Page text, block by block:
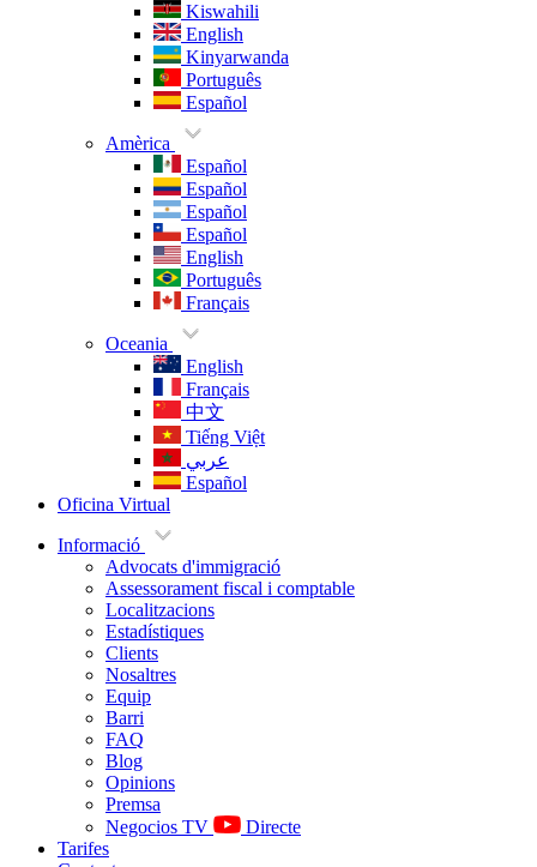
Kiswahili
English
Kinyarwanda
Português
Español
Amèrica
Español
Español
Español
Español
English
Português
Français
Oceania
English
Français
中文
Tiếng Việt
عربي
Español
Oficina Virtual
Informació
Advocats d'immigració
Assessorament fiscal i comptable
Localitzacions
Estadístiques
Clients
Nosaltres
Equip
Barri
FAQ
Blog
Opinions
Premsa
Negocios TV
Directe
Tarifes